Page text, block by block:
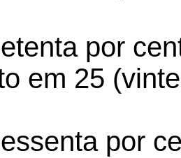
por
em 25
por